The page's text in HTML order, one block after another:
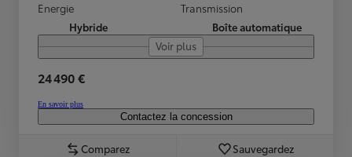
Energie
Hybride
Transmission
Boîte automatique
Voir plus
24 490 €
En savoir plus
Contactez la concession
Comparez Sauvegardez